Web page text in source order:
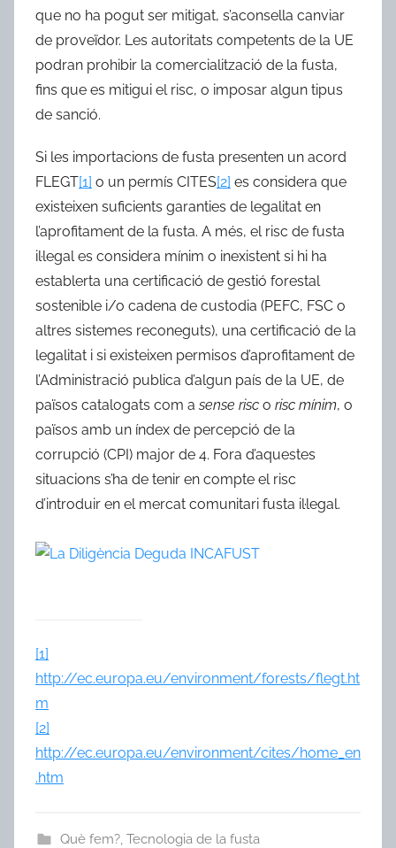
que no ha pogut ser mitigat, s’aconsella canviar
de proveïdor. Les autoritats competents de la UE
podran prohibir la comercialització de la fusta,
fins que es mitigui el risc, o imposar algun tipus
de sanció.
Si les importacions de fusta presenten un acord
FLEGT[1] o un permís CITES[2] es considera que
existeixen suficients garanties de legalitat en
l’aprofitament de la fusta. A més, el risc de fusta
il·legal es considera mínim o inexistent si hi ha
establerta una certificació de gestió forestal
sostenible i/o cadena de custodia (PEFC, FSC o
altres sistemes reconeguts), una certificació de la
legalitat i si existeixen permisos d’aprofitament de
l’Administració publica d’algun país de la UE, de
països catalogats com a sense risc o risc mínim, o
països amb un índex de percepció de la
corrupció (CPI) major de 4. Fora d’aquestes
situacions s’ha de tenir en compte el risc
d’introduir en el mercat comunitari fusta il·legal.
[1]
http://ec.europa.eu/environment/forests/flegt.ht
m
[2]
http://ec.europa.eu/environment/cites/home_en
.htm
Què fem?, Tecnologia de la fusta